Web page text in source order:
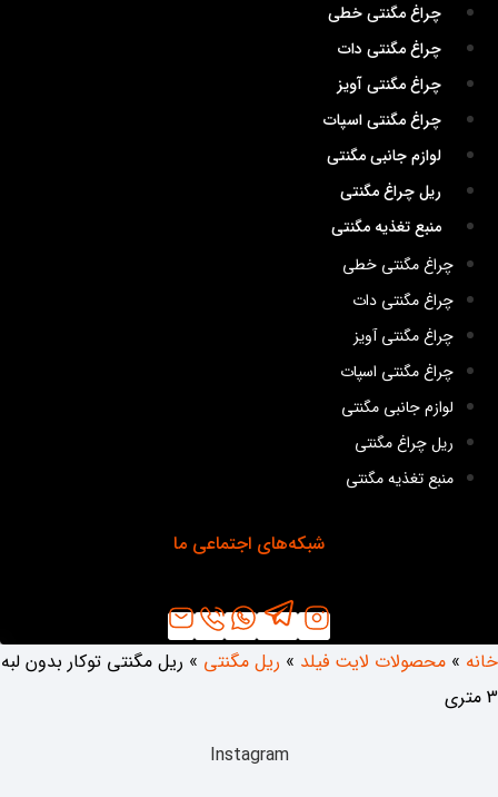
چراغ مگنتی خطی
چراغ مگنتی دات
چراغ مگنتی آویز
چراغ مگنتی اسپات
لوازم جانبی مگنتی
ریل چراغ مگنتی
منبع تغذیه مگنتی
چراغ مگنتی خطی
چراغ مگنتی دات
چراغ مگنتی آویز
چراغ مگنتی اسپات
لوازم جانبی مگنتی
ریل چراغ مگنتی
منبع تغذیه مگنتی
شبکه‌های اجتماعی ما
خانه » محصولات لایت فیلد » ریل مگنتی » ریل مگنتی توکار بدون لبه
3 متری
Instagram